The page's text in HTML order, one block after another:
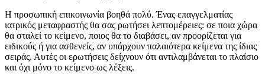
Η προσωπική επικοινωνία βοηθά πολύ. Ένας επαγγελματίας
ιατρικός μεταφραστής θα σας ρωτήσει λεπτομέρειες: σε ποια χώρα
θα σταλεί το κείμενο, ποιος θα το διαβάσει, αν προορίζεται για
ειδικούς ή για ασθενείς, αν υπάρχουν παλαιότερα κείμενα της ίδιας
σειράς. Αυτές οι ερωτήσεις δείχνουν ότι αντιλαμβάνεται το πλαίσιο
και όχι μόνο το κείμενο ως λέξεις.